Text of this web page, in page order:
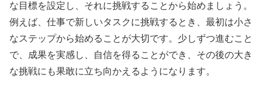
な目標を設定し、それに挑戦することから始めましょう。
例えば、仕事で新しいタスクに挑戦するとき、最初は小さ
なステップから始めることが大切です。少しずつ進むこと
で、成果を実感し、自信を得ることができ、その後の大き
な挑戦にも果敢に立ち向かえるようになります。